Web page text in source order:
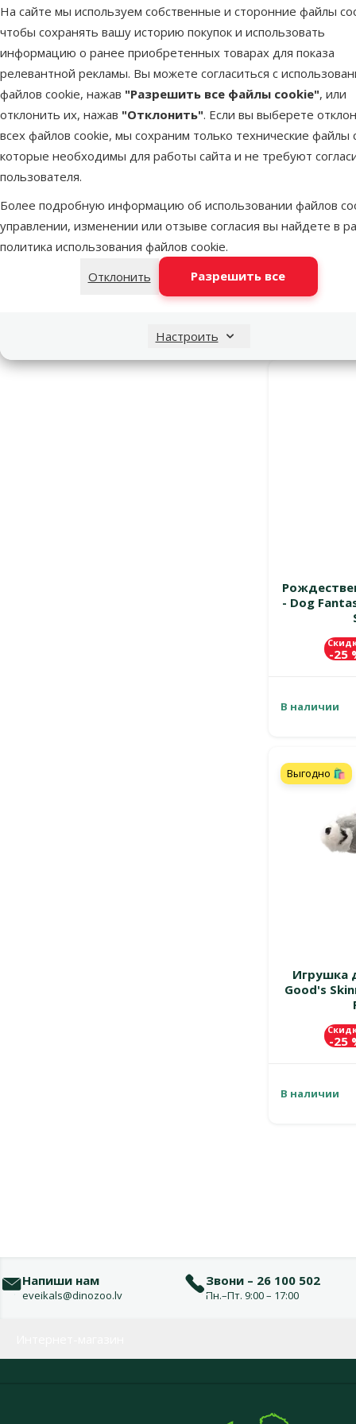
На сайте мы используем собственные и сторонние файлы
чтобы сохранять вашу историю покупок и использовать
информацию о ранее приобретенных товарах для показа
релевантной рекламы. Вы можете согласиться с
файлов cookie, нажав "Разрешить все файлы cookie", или
отклонить их, нажав "Отклонить". Если вы выберете
всех файлов cookie, мы сохраним только технические файлы
которые необходимы для работы сайта и не требуют
пользователя.
Более подробную информацию об использовании файлов
управлении, изменении или отзыве согласия вы найдете в
политика использования файлов cookie.
Отклонить
Разрешить все
Настроить
Цвет
БежевыйБелый Бирюзовый
ЖелтыйЗеленыйКоричневый
Коричневый/Бежевый
Красный Разноцветный
Розовый
Фиолетовый
Черный
Диаметр
7cm 10cm
Jaunumi!
7
Mēneša piedāvājumi
24
Mēneša lielā akcija
80
Игрушка
+
- Dog
-25
В наличии
Игрушка
Good's
-25
Выгодно 🛍️
В наличии
Напиши нам
eveikals@dinozoo.lv
Звони – 26 100 502
Пн.–Пт. 9:00 – 17:00